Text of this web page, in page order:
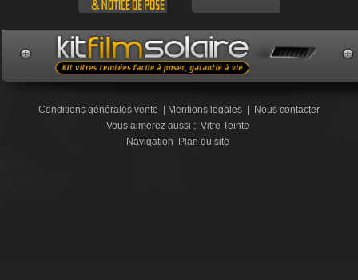
Conditions générales vente | Mentions legales | Nous contacter
Vous aimerez aussi : Vitre Teinte
Navigation Plan du site